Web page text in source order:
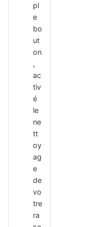
pl
e
bo
ut
on
,
ac
tiv
é
le
ne
tt
oy
ag
e
de
vo
tre
ra